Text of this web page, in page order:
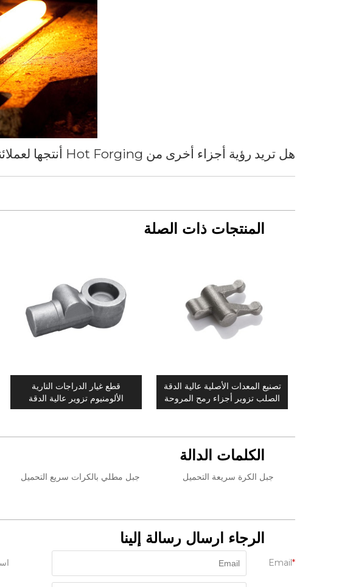
هل تريد رؤية أجزاء أخرى من Hot Forging أنتجها لعملائنا؟
المنتجات ذات الصلة
تصنيع المعدات الأصلية عالية الدقة
الصلب تزوير أجزاء رمح المروحة
قطع غيار الدراجات النارية
الألومنيوم تزوير عالية الدقة
مخصصة
الكلمات الدالة
جبل الكرة سريعة التحميل جبل مطلي بالكرات سريع التحميل
الرجاء ارسال رسالة إلينا
*
Email